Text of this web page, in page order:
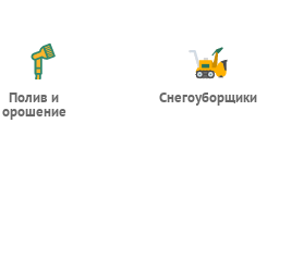
Полив и
орошение
Снегоуборщики